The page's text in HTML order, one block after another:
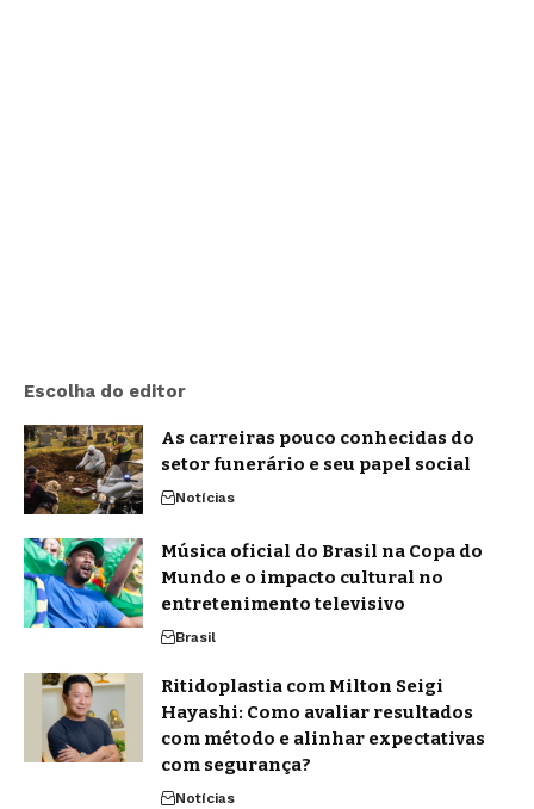
Escolha do editor
As carreiras pouco conhecidas do
setor funerário e seu papel social
Notícias
Música oficial do Brasil na Copa do
Mundo e o impacto cultural no
entretenimento televisivo
Brasil
Ritidoplastia com Milton Seigi
Hayashi: Como avaliar resultados
com método e alinhar expectativas
com segurança?
Notícias